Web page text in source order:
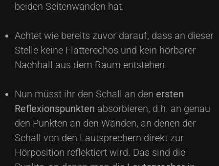
beiden Seitenwänden hat.
Achtet wie bereits zuvor darauf, dass an dieser
Stelle keine Flatterechos und kein hörbarer
Nachhall aus dem Raum entstehen.
Nun müsst ihr den Schall an den ersten
Reflexionspunkten absorbieren, d.h. an genau
den Punkten an den Wänden, an denen der
Schall von den Lautsprechern direkt zur
Hörposition reflektiert wird. Das sind die